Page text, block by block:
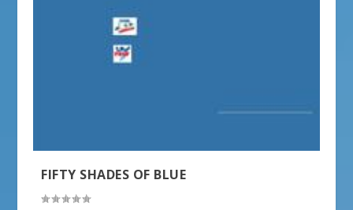
FIFTY SHADES OF BLUE